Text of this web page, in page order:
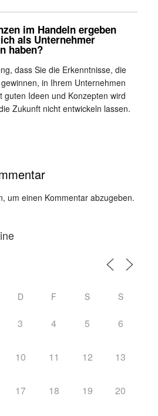
im Handeln ergeben
als Unternehmer
haben?
dass Sie die Erkenntnisse, die
in Ihrem Unternehmen
guten Ideen und Konzepten wird
Zukunft nicht entwickeln lassen.
um einen Kommentar abzugeben.
D F S S
3 4 5 6
10 11 12 13
17 18 19 20